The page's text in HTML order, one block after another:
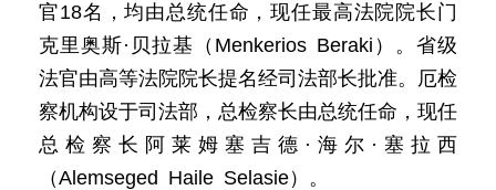
官18名，均由总统任命，现任最高法院院长门
克里奥斯·贝拉基（Menkerios Beraki）。省级
法官由高等法院院长提名经司法部长批准。厄检
察机构设于司法部，总检察长由总统任命，现任
总检察长阿莱姆塞吉德·海尔·塞拉西
（Alemseged Haile Selasie）。